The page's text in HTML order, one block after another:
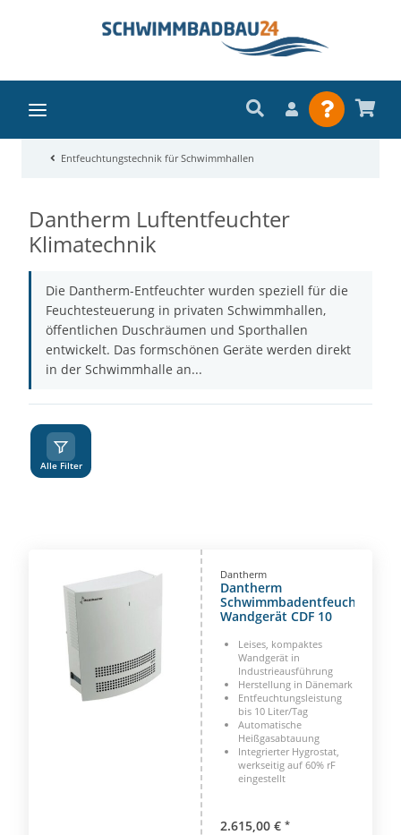
Entfeuchtungstechnik für Schwimmhallen
Dantherm Luftentfeuchter
Klimatechnik
Die Dantherm-Entfeuchter wurden speziell für die
Feuchtesteuerung in privaten Schwimmhallen,
öffentlichen Duschräumen und Sporthallen
entwickelt. Das formschönen Geräte werden direkt
in der Schwimmhalle an...
A
Alle Filter
Dantherm
Dantherm
Schwimmbadentfeuchter
Wandgerät CDF 10
Leises, kompaktes
Wandgerät in
Industrieausführung
Herstellung in Dänemark
Entfeuchtungsleistung
bis 10 Liter/Tag
Automatische
Heißgasabtauung
Integrierter Hygrostat,
werkseitig auf 60% rF
eingestellt
2.615,00 € *